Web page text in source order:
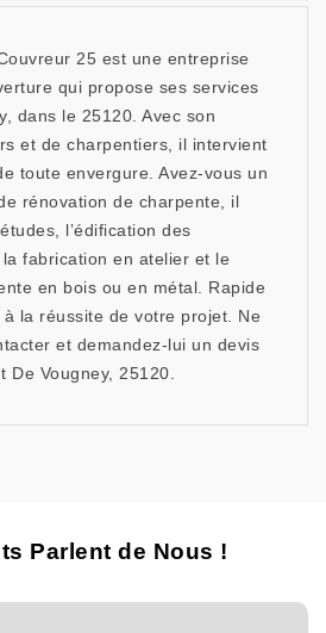
25 est une entreprise
qui propose ses services
dans le 25120. Avec son
et de charpentiers, il intervient
toute envergure. Avez-vous un
rénovation de charpente, il
l’édification des
fabrication en atelier et le
en bois ou en métal. Rapide
la réussite de votre projet. Ne
et demandez-lui un devis
De Vougney, 25120.
Parlent de Nous !